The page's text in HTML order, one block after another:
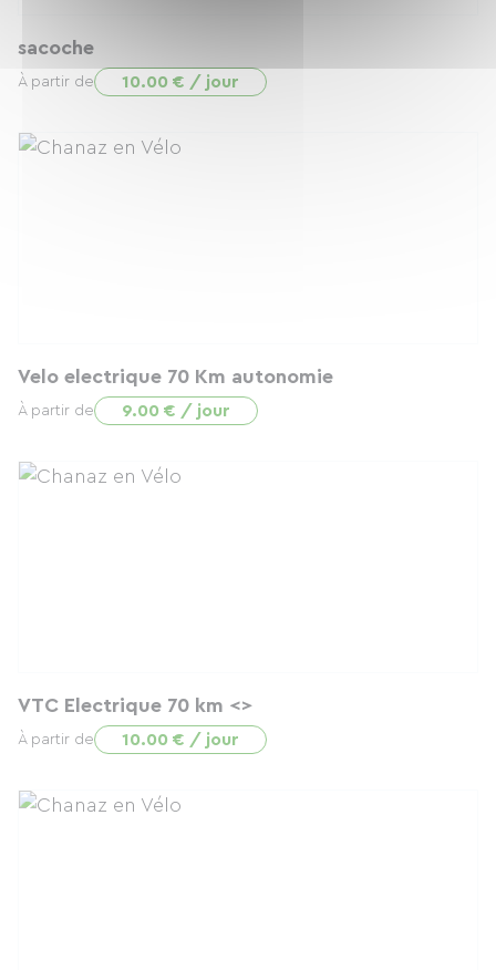
sacoche
À partir de 10.00 € / jour
Velo electrique 70 Km autonomie
À partir de 9.00 € / jour
VTC Electrique 70 km <>
À partir de 10.00 € / jour